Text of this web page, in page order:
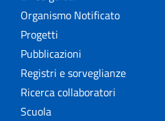
Organismo Notificato
Progetti
Pubblicazioni
Registri e sorveglianze
Ricerca collaboratori
Scuola